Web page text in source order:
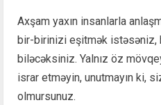
Axşam yaxın insanlarla
bir-birinizi eşitmək istəsəniz,
biləcəksiniz. Yalnız öz
israr etməyin, unutmayın ki,
olmursunuz.